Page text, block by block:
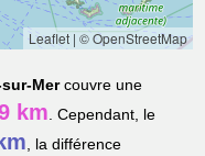
Leaflet|© OpenStreetMap
Mercouvre une
km. Cependant, le
, la différence